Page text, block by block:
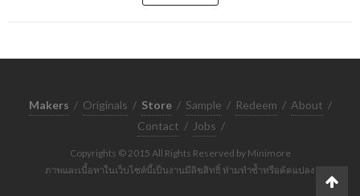
Makers / Originals / Store / Sample / Redeem / About /
Contact / Jobs /
Copyrights © 2015 All Rights Reserved by Minimore
ภาพและเนื้อหาในเว็บไซต์นี้เป็นงานมีลิขสิทธิ์ ห้ามทำซ้ำหรือดัดแปลง